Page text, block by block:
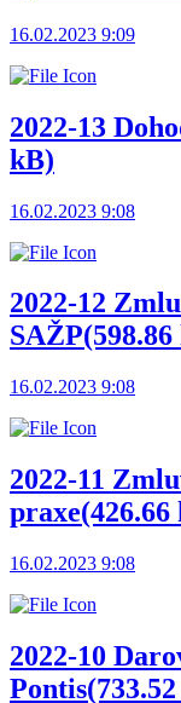
16.02.2023 9:09
2022-13
kB)
16.02.2023 9:08
2022-12
SAŽP
16.02.2023 9:08
2022-11
praxe(426.66
16.02.2023 9:08
2022-10
Pontis